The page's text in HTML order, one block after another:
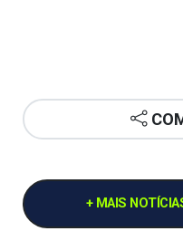
+ MAIS